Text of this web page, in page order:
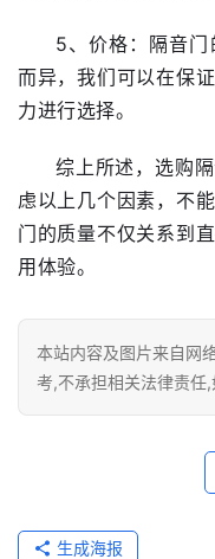
维
修
业
资
讯
系
我
们
5、价格：隔音
而异，我们可以在保
力进行选择。
综上所述，选购
虑以上几个因素，不
门的质量不仅关系到
用体验。
本站内容及图片来自网
考,不承担相关法律责
生成海报